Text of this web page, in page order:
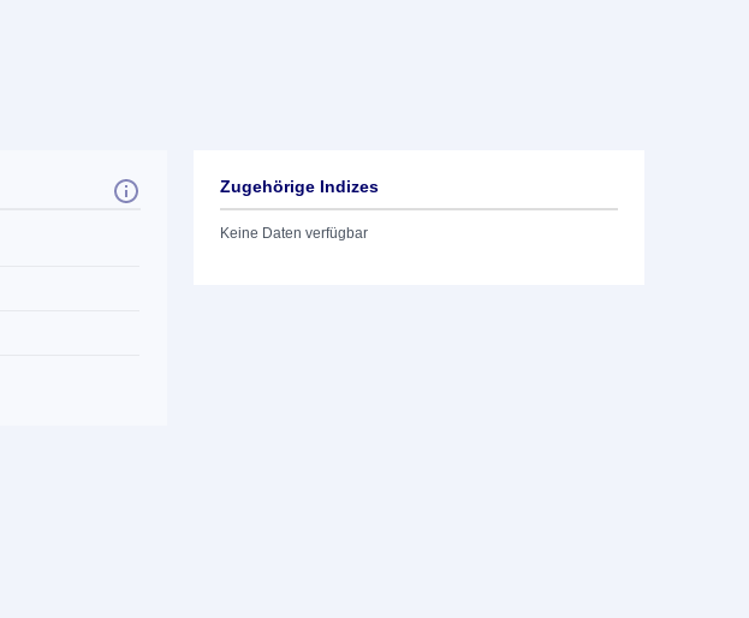
Zugehörige Indizes
Keine Daten verfügbar